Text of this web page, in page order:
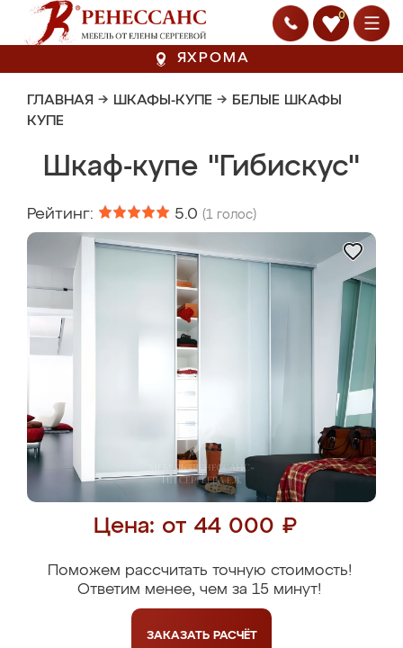
0
ЯХРОМА
ГЛАВНАЯ → ШКАФЫ-КУПЕ → БЕЛЫЕ ШКАФЫ
КУПЕ
Шкаф-купе "Гибискус"
Рейтинг: 5.0 (1 голос)
Цена: от 44 000 ₽
Поможем рассчитать точную стоимость!
Ответим менее, чем за 15 минут!
ЗАКАЗАТЬ РАСЧЁТ